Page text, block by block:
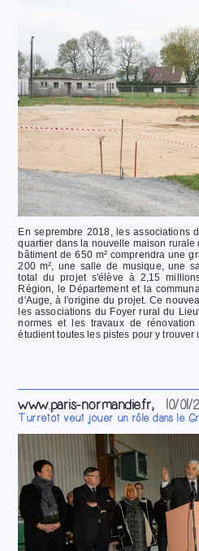
En seprembre 2018, les associations
quartier dans la nouvelle maison rurale
bâtiment de 650 m² comprendra une
200 m², une salle de musique, une
total du projet s'élève à 2,15
Région, le Département et la
d'Auge, à l'origine du projet. Ce
les associations du Foyer rural du
normes et les travaux de
étudient toutes les pistes pour y trouver
www.paris-normandie.fr, 10/01/
Turretot veut jouer un rôle dans le